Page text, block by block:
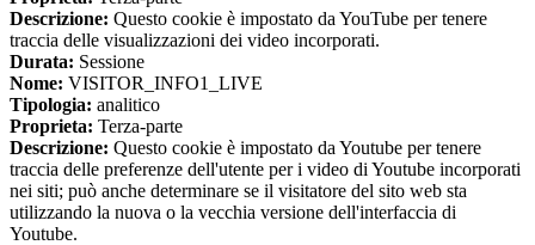
Descrizione: Questo cookie è impostato da YouTube per tenere
traccia delle visualizzazioni dei video incorporati.
Durata: Sessione
Nome: VISITOR_INFO1_LIVE
Tipologia: analitico
Proprieta: Terza-parte
Descrizione: Questo cookie è impostato da Youtube per tenere
traccia delle preferenze dell'utente per i video di Youtube incorporati
nei siti; può anche determinare se il visitatore del sito web sta
utilizzando la nuova o la vecchia versione dell'interfaccia di
Youtube.